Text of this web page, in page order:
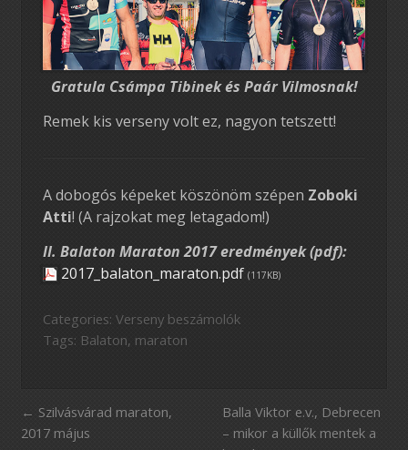
Gratula Csámpa Tibinek és Paár Vilmosnak!
Remek kis verseny volt ez, nagyon tetszett!
A dobogós képeket köszönöm szépen Zoboki
Atti! (A rajzokat meg letagadom!)
II. Balaton Maraton 2017 eredmények (pdf):
2017_balaton_maraton.pdf (117KB)
Categories: Verseny beszámolók
Tags: Balaton, maraton
Szilvásvárad maraton,
2017 május
Balla Viktor e.v., Debrecen
– mikor a küllők mentek a